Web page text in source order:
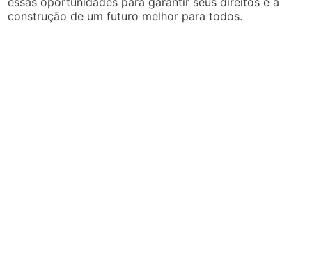
construção de um futuro melhor para todos.